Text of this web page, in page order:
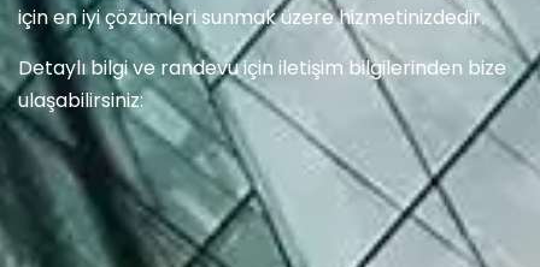
için en iyi çözümleri sunmak üzere hizmetinizdedir.
Detaylı bilgi ve randevu için iletişim bilgilerinden bize
ulaşabilirsiniz: